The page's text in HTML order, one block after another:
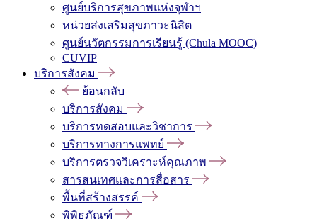
ศูนย์บริการสุขภาพแห่งจุฬาฯ
หน่วยส่งเสริมสุขภาวะนิสิต
ศูนย์นวัตกรรมการเรียนรู้ (Chula MOOC)
CUVIP
บริการสังคม
ย้อนกลับ
บริการสังคม
บริการทดสอบและวิชาการ
บริการทางการแพทย์
บริการตรวจวิเคราะห์คุณภาพ
สารสนเทศและการสื่อสาร
พื้นที่สร้างสรรค์
พิพิธภัณฑ์